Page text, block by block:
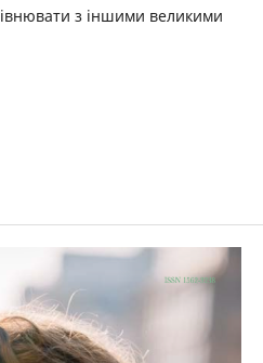
з іншими великими